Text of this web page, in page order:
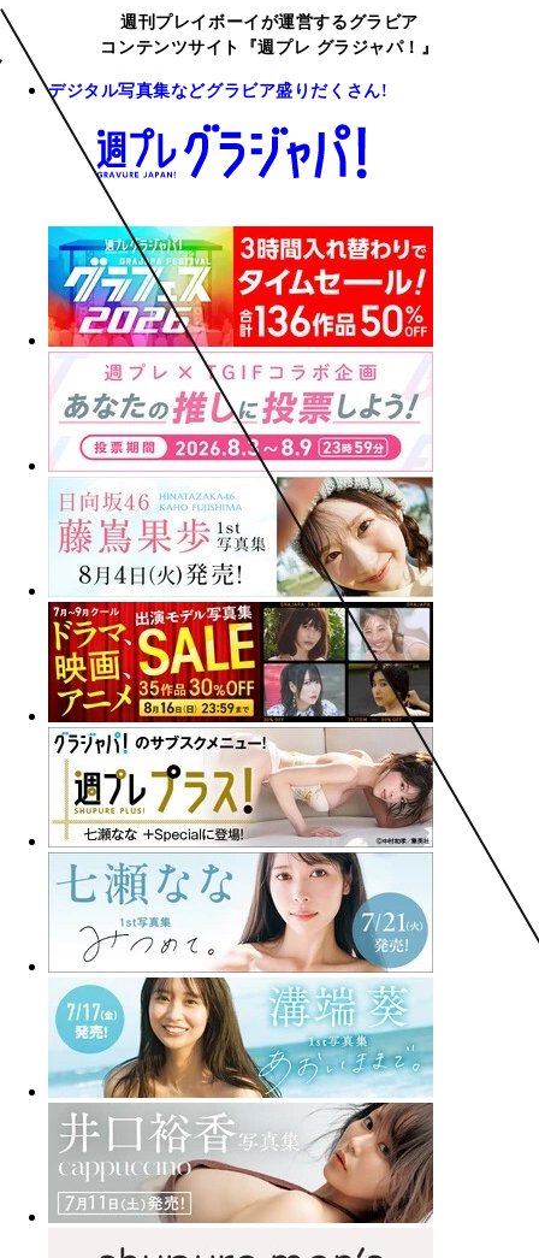
週刊プレイボーイが運営するグラビア
コンテンツサイト『週プレ グラジャパ！』
デジタル写真集などグラビア盛りだくさん!